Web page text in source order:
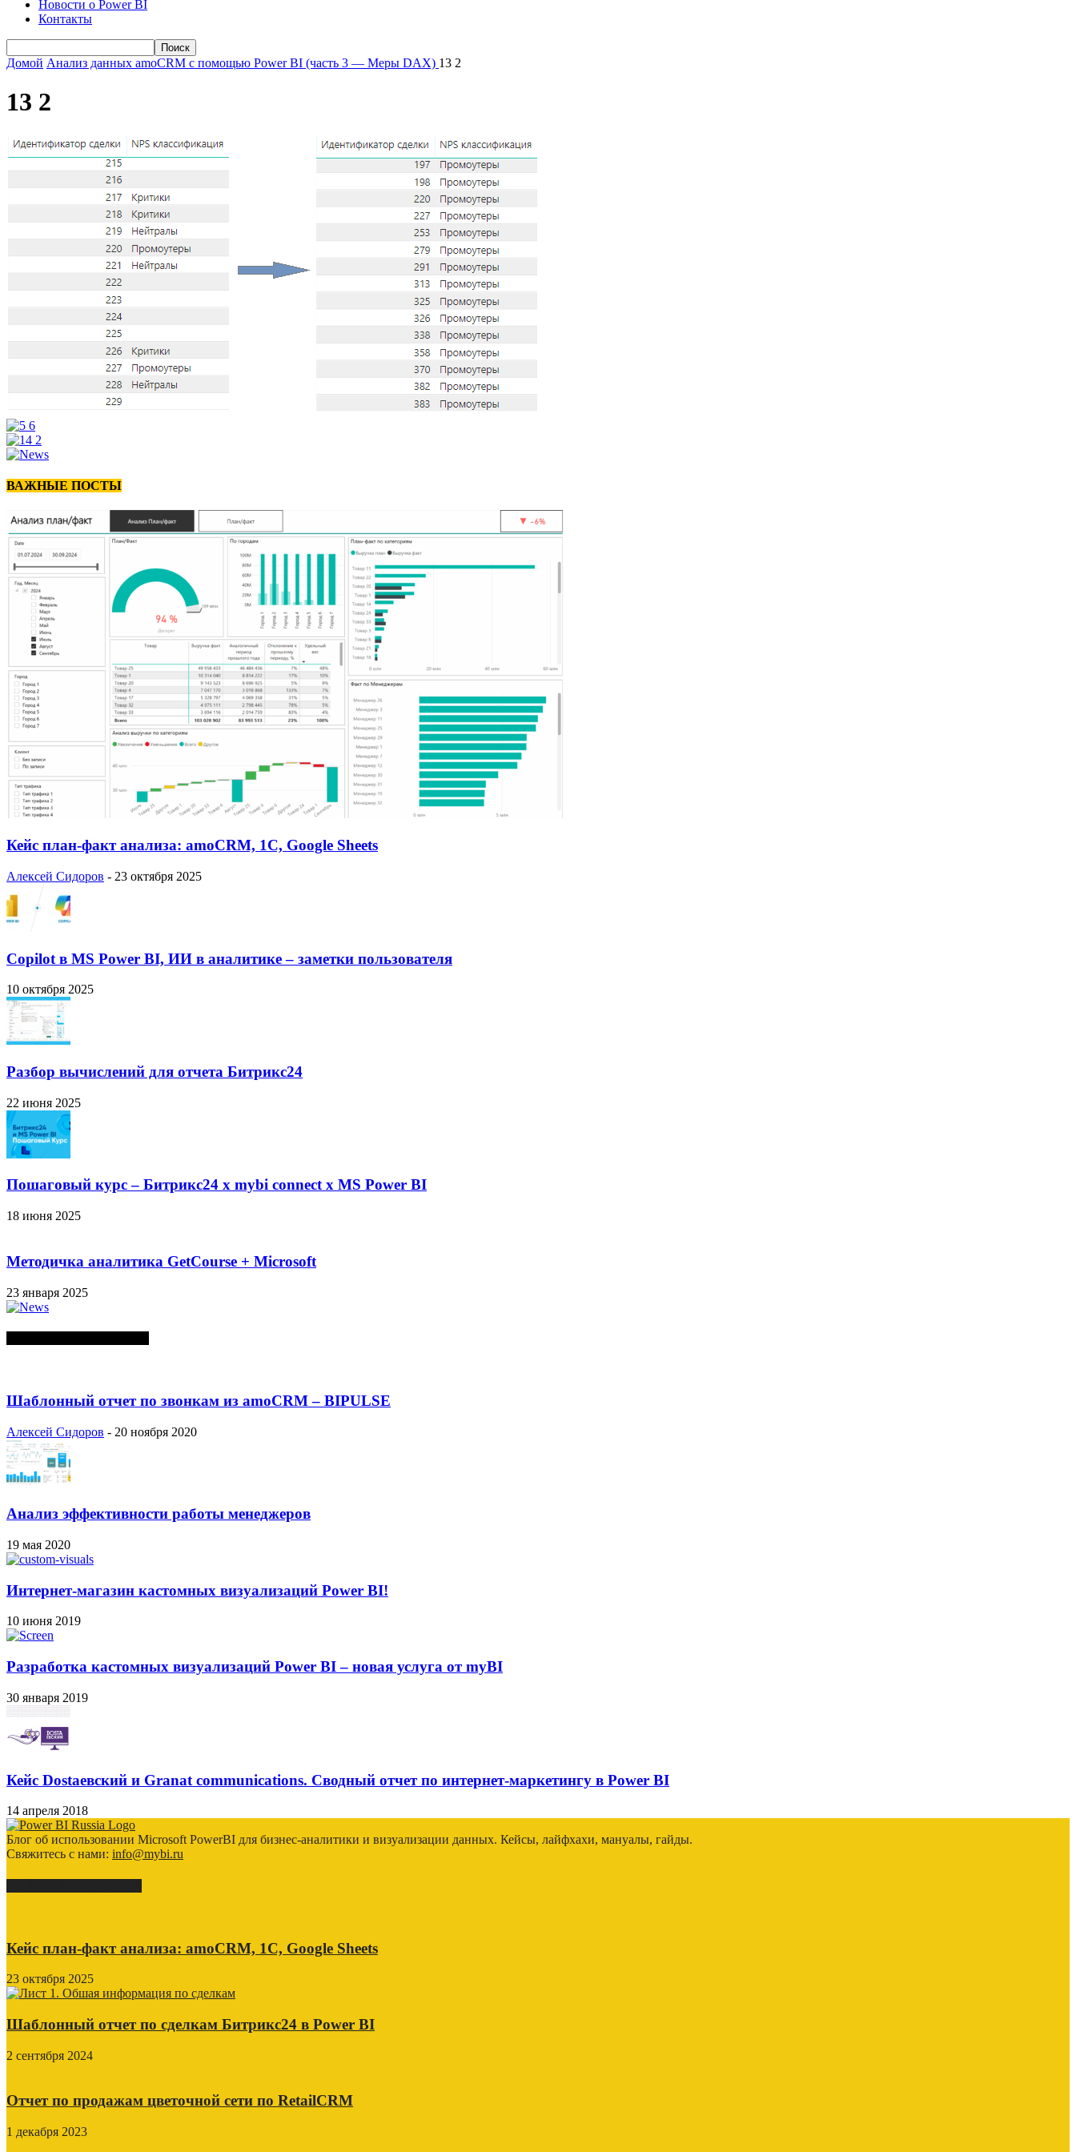
Новости о Power BI
Контакты
Домой Анализ данных amoCRM с помощью Power BI (часть 3 — Меры DAX) 13 2
13 2
ВАЖНЫЕ ПОСТЫ
Кейс план-факт анализа: amoCRM, 1C, Google Sheets
Алексей Сидоров - 23 октября 2025
Copilot в MS Power BI, ИИ в аналитике – заметки пользователя
10 октября 2025
Разбор вычислений для отчета Битрикс24
22 июня 2025
Пошаговый курс – Битрикс24 х mybi connect х MS Power BI
18 июня 2025
Методичка аналитика GetCourse + Microsoft
23 января 2025
Шаблонный отчет по звонкам из amoCRM – BIPULSE
Алексей Сидоров - 20 ноября 2020
Анализ эффективности работы менеджеров
19 мая 2020
Интернет-магазин кастомных визуализаций Power BI!
10 июня 2019
Разработка кастомных визуализаций Power BI – новая услуга от myBI
30 января 2019
Кейс Dostaевский и Granat communications. Сводный отчет по интернет-маркетингу в Power BI
14 апреля 2018
Блог об использовании Microsoft PowerBI для бизнес-аналитики и визуализации данных. Кейсы, лайфхахи, мануалы, гайды.
Свяжитесь с нами: info@mybi.ru
Кейс план-факт анализа: amoCRM, 1C, Google Sheets
23 октября 2025
Шаблонный отчет по сделкам Битрикс24 в Power BI
2 сентября 2024
Отчет по продажам цветочной сети по RetailCRM
1 декабря 2023